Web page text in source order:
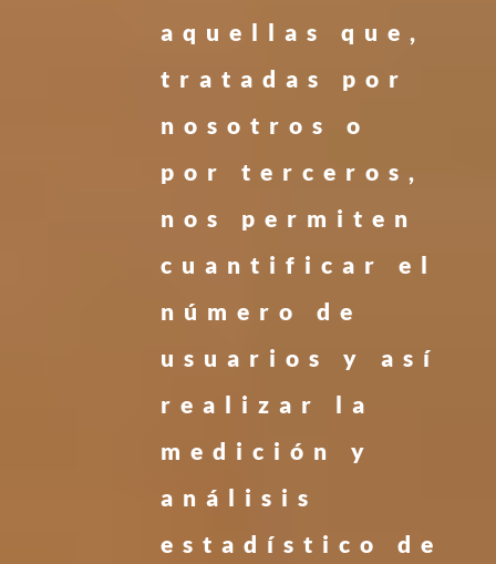
aquellas que,
tratadas por
nosotros o
por terceros,
nos permiten
cuantificar el
número de
usuarios y así
realizar la
medición y
análisis
estadístico de